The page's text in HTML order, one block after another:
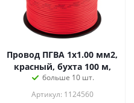
Провод ПГВА 1х1.00 мм2,
красный, бухта 100 м,
больше 10 шт.
Артикул: 1124560